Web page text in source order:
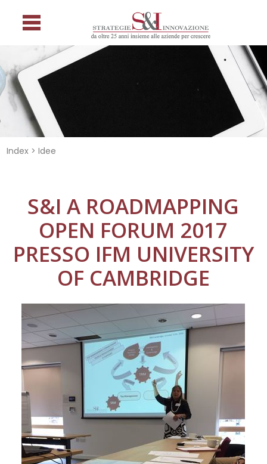
Index > Idee
S&I A ROADMAPPING
OPEN FORUM 2017
PRESSO IFM UNIVERSITY
OF CAMBRIDGE